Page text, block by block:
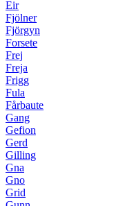
Eir
Fjölner
Fjörgyn
Forsete
Frej
Freja
Frigg
Fula
Fårbaute
Gang
Gefion
Gerd
Gilling
Gna
Gno
Grid